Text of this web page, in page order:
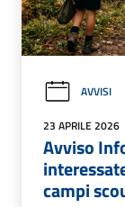
AVVISI
23 APRILE 2026
Avviso
campi